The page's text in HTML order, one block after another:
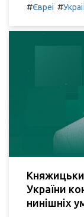
#Євреї #
України
нинішніх